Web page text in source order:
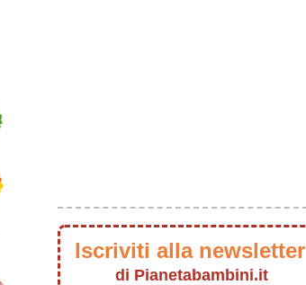
Iscriviti alla newsletter
di Pianetabambini.it